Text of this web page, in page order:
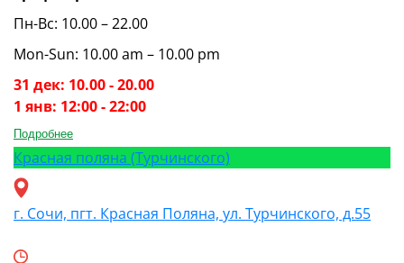
Пн-Вс: 10.00 – 22.00
Mon-Sun: 10.00 am – 10.00 pm
31 дек: 10.00 - 20.00
1 янв: 12:00 - 22:00
Подробнее
Красная поляна (Турчинского)
г. Сочи, пгт. Красная Поляна, ул. Турчинского, д.55